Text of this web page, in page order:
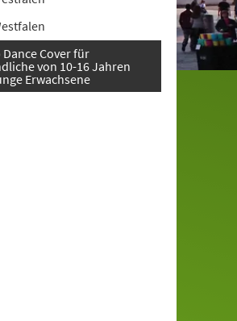
Dance Cover für
von 10-16 Jahren
Erwachsene